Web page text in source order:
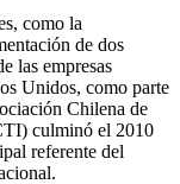
como la
de dos
las empresas
Unidos, como parte
Chilena de
culminó el 2010
referente del